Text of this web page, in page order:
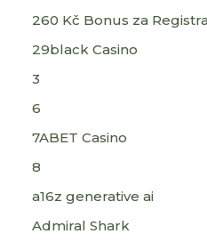
260 Kč Bonus za
29black Casino
3
6
7ABET Casino
8
a16z generative ai
Admiral Shark